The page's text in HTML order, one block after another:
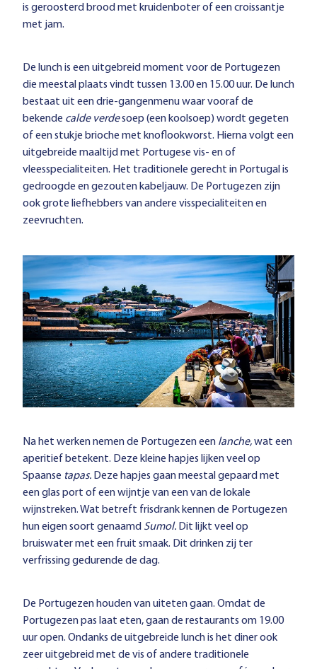
is geroosterd brood met kruidenboter of een croissantje
met jam.
De lunch is een uitgebreid moment voor de Portugezen
die meestal plaats vindt tussen 13.00 en 15.00 uur. De lunch
bestaat uit een drie-gangenmenu waar vooraf de
bekende calde verdesoep (een koolsoep) wordt gegeten
of een stukje brioche met knoflookworst. Hierna volgt een
uitgebreide maaltijd met Portugese vis- en of
vleesspecialiteiten. Het traditionele gerecht in Portugal is
gedroogde en gezouten kabeljauw. De Portugezen zijn
ook grote liefhebbers van andere visspecialiteiten en
zeevruchten.
Na het werken nemen de Portugezen een lanche,wat een
aperitief betekent. Deze kleine hapjes lijken veel op
Spaanse tapas. Deze hapjes gaan meestal gepaard met
een glas port of een wijntje van een van de lokale
wijnstreken. Wat betreft frisdrank kennen de Portugezen
hun eigen soort genaamd Sumol. Dit lijkt veel op
bruiswater met een fruit smaak. Dit drinken zij ter
verfrissing gedurende de dag.
De Portugezen houden van uiteten gaan. Omdat de
Portugezen pas laat eten, gaan de restaurants om 19.00
uur open. Ondanks de uitgebreide lunch is het diner ook
zeer uitgebreid met de vis of andere traditionele